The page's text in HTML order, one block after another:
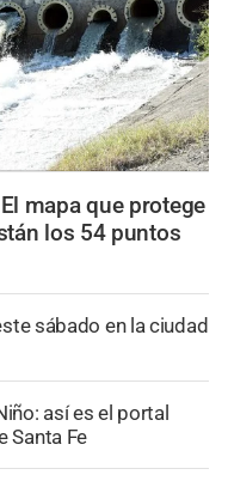
El mapa que protege
los 54 puntos
sábado en la ciudad
así es el portal
Santa Fe